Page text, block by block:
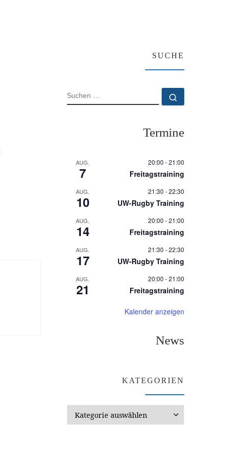
SUCHE
SUCHE
Termine
AUG.
7
20:00 -21:00
Freitagstraining
AUG.
10
21:30 -22:30
UW-Rugby Training
AUG.
14
20:00 -21:00
Freitagstraining
AUG.
17
21:30 -22:30
UW-Rugby Training
AUG.
21
20:00 -21:00
Freitagstraining
Kalender anzeigen
News
KATEGORIEN